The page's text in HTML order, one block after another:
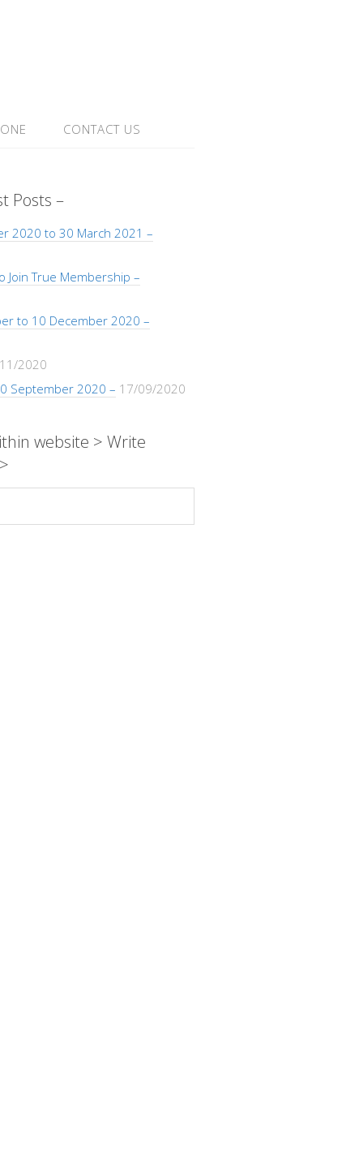
CONTACT US
Posts –
2020 to 30 March 2021 –
Join True Membership –
to 10 December 2020 –
2020
September 2020 – 17/09/2020
website > Write